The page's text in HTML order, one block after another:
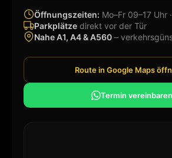
Öffnungszeiten: Mo–Fr 09–17 Uhr
Parkplätze direkt vor der Tür
Nahe A1, A4 & A560 –
Route in Google Maps
Termin vereinbaren